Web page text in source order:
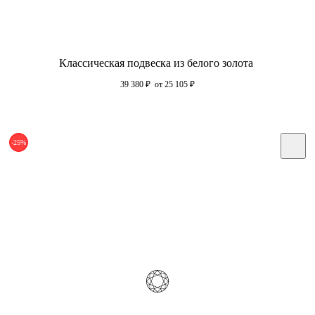
Классическая подвеска из белого золота
39 380 ₽ от 25 105 ₽
-25%